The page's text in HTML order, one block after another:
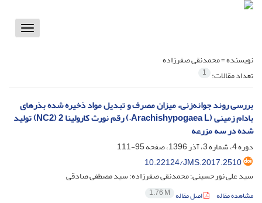
Toggle
نویسنده =محمدنقی صفرزاده
تعداد مقالات: 1
بررسی روند جوانه‌زنی، میزان مصرف و تبدیل مواد ذخیره شده بذرهای
بادام زمینی (Arachishypogaea L.) رقم نورث کارولینا 2 (NC2) تولید
شده در سه مزرعه
دوره 4، شماره 3، آذر 1396، صفحه
95-111
10.22124/JMS.2017.2510
سید علی نورحسینی؛ محمدنقی صفرزاده؛ سید مصطفی صادقی
مشاهده مقاله اصل مقاله 1.76 M